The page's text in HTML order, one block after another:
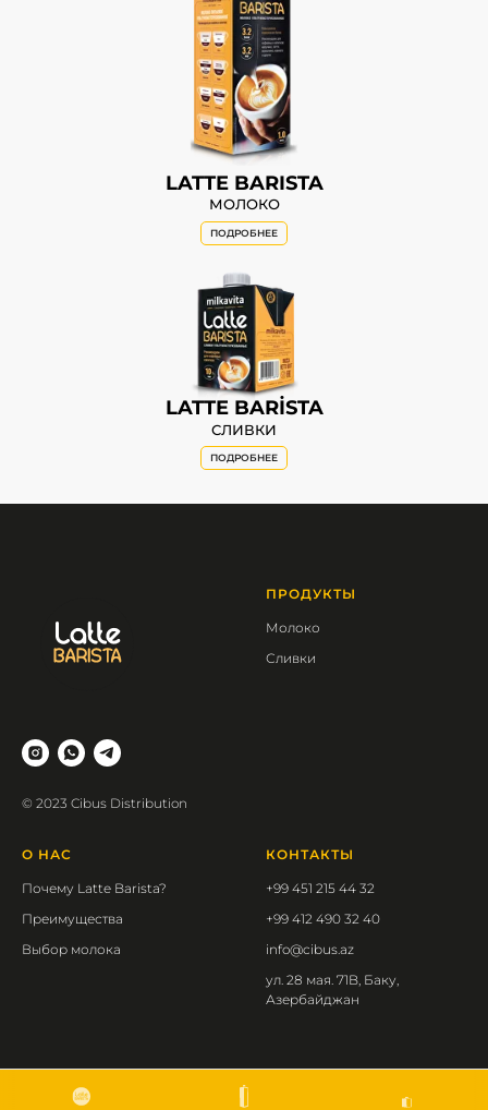
LATTE BARISTA
МОЛОКО
LATTE BARİSTA
СЛИВКИ
ПОДРОБНЕЕ
ПОДРОБНЕЕ
© 2023 Cibus Distribution
ПРОДУКТЫ
Молоко
Сливки
О НАС
Почему Latte Barista?
Преимущества
Выбор молока
КОНТАКТЫ
+99 451 215 44 32
+99 412 490 32 40
info@cibus.az
ул. 28 мая. 71B, Баку,
Азербайджан